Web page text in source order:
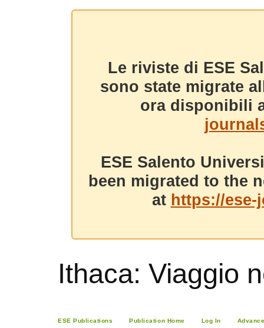
Le riviste di ESE
sono state migrate
ora disponibili
ESE Salento
been migrated to the
at https://
Ithaca: Viaggio
ESE Publications Publication Home Log In